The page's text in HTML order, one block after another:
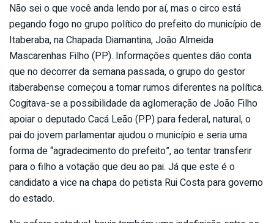
Não sei o que você anda lendo por aí, mas o circo está
pegando fogo no grupo político do prefeito do município de
Itaberaba, na Chapada Diamantina, João Almeida
Mascarenhas Filho (PP). Informações quentes dão conta
que no decorrer da semana passada, o grupo do gestor
itaberabense começou a tomar rumos diferentes na política.
Cogitava-se a possibilidade da aglomeração de João Filho
apoiar o deputado Cacá Leão (PP) para federal, natural, o
pai do jovem parlamentar ajudou o município e seria uma
forma de “agradecimento do prefeito”, ao tentar transferir
para o filho a votação que deu ao pai. Já que este é o
candidato a vice na chapa do petista Rui Costa para governo
do estado.